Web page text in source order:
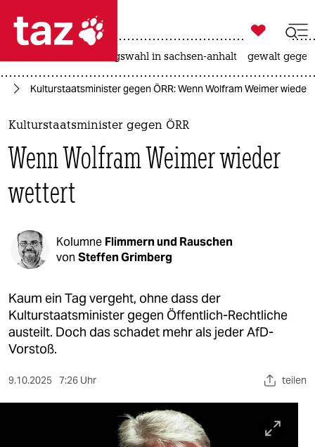
 taz zahl ich
taz zahl ich
themen
politik
öko
kultur
berlin
nord
wahrheit

taz zahl ich
landtagswahl in sachsen-anhalt gewalt
Kulturstaatsminister gegen ÖRR: Wenn Wolfram Weimer wieder
Kulturstaatsminister gegen ÖRR
Wenn Wolfram Weimer wieder
wettert
Kolumne Flimmern und Rauschen
von Steffen Grimberg
Kaum ein Tag vergeht, ohne dass der
Kulturstaatsminister gegen Öffentlich-Rechtliche
austeilt. Doch das schadet mehr als jeder AfD-
Vorstoß.
9.10.2025 7:26 Uhr teilen